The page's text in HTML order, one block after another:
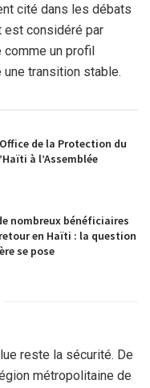
cité dans les débats
est considéré par
un profil
transition stable.
de la Protection du
à l’Assemblée
nombreux bénéficiaires
en Haïti : la question
se pose
reste la sécurité. De
métropolitaine de